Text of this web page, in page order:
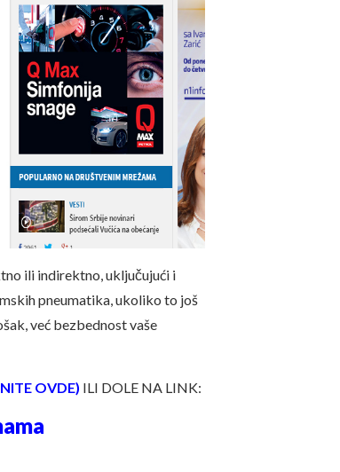
ili indirektno, uključujući i
pneumatika, ukoliko to još
već bezbednost vaše
OVDE) ILI DOLE NA LINK: